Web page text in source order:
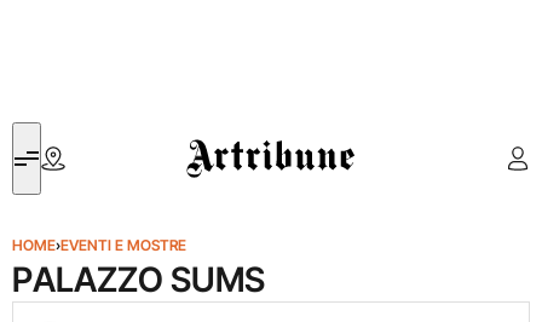
Artribune
HOME›EVENTI E MOSTRE
PALAZZO SUMS